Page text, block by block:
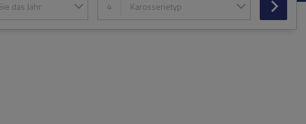
das Jahr 4 Karosserietyp